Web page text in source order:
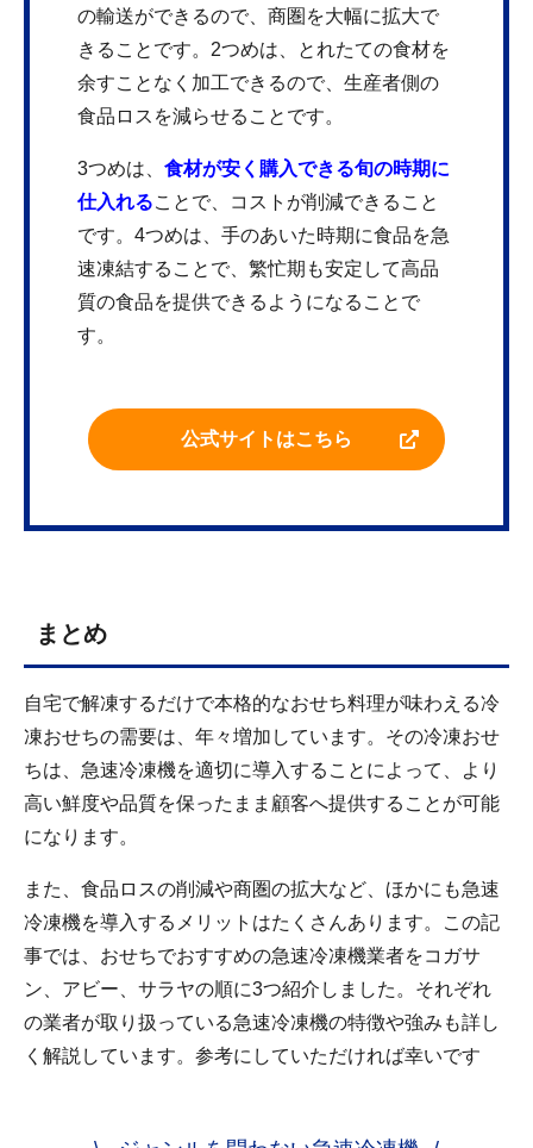
の輸送ができるので、商圏を大幅に拡大で
きることです。2つめは、とれたての食材を
余すことなく加工できるので、生産者側の
食品ロスを減らせることです。
3つめは、 食材が安く購入できる旬の時期に
仕入れることで、コストが削減できること
です。4つめは、手のあいた時期に食品を急
速凍結することで、繁忙期も安定して高品
質の食品を提供できるようになることで
す。
公式サイトはこちら
まとめ
自宅で解凍するだけで本格的なおせち料理が味わえる冷
凍おせちの需要は、年々増加しています。その冷凍おせ
ちは、急速冷凍機を適切に導入することによって、より
高い鮮度や品質を保ったまま顧客へ提供することが可能
になります。
また、食品ロスの削減や商圏の拡大など、ほかにも急速
冷凍機を導入するメリットはたくさんあります。この記
事では、おせちでおすすめの急速冷凍機業者をコガサ
ン、アビー、サラヤの順に3つ紹介しました。それぞれ
の業者が取り扱っている急速冷凍機の特徴や強みも詳し
く解説しています。参考にしていただければ幸いです